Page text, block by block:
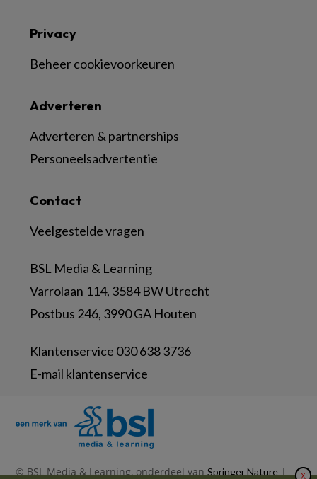
Contact
Veelgestelde vragen
BSL Media & Learning
Varrolaan 114, 3584 BW Utrecht
Postbus 246, 3990 GA Houten
Klantenservice 030 638 3736
E-mail klantenservice
Adverteren
Adverteren & partnerships
Personeelsadvertentie
Privacy
Beheer cookievoorkeuren
© BSL Media & Learning, onderdeel vanSpringer Nature| X